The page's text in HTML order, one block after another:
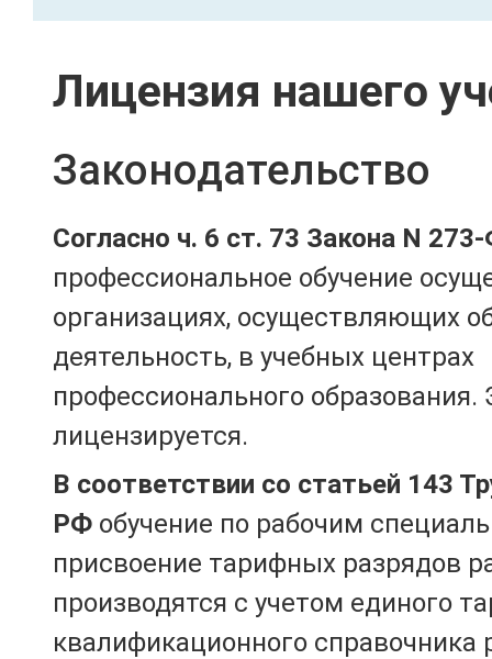
Лицензия нашего
Законодательство
Согласно ч. 6 ст. 73 Закона N
профессиональное обучение
организациях, осуществляющих
деятельность, в учебных центрах
профессионального образования.
лицензируется.
В соответствии со статьей 143
РФ обучение по рабочим
присвоение тарифных разрядов
производятся с учетом единого
квалификационного справочника